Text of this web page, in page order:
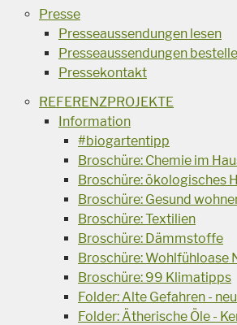
Presse
Presseaussendungen lesen
Presseaussendungen
Pressekontakt
REFERENZPROJEKTE
Information
#biogartentipp
Broschüre: Chemie im
Broschüre: ökologisches
Broschüre: Gesund
Broschüre: Textilien
Broschüre: Dämmstoffe
Broschüre: Wohlfühloase
Broschüre: 99 Klimatipps
Folder: Alte Gefahren -
Folder: Ätherische Öle -